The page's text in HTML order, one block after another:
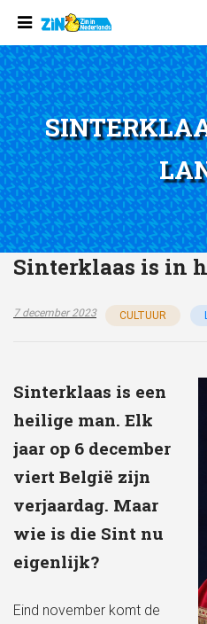
Sinterklaas is in
7 december 2023 CULTUUR
Sinterklaas is een
heilige man. Elk
jaar op 6 december
viert België zijn
verjaardag. Maar
wie is die Sint nu
eigenlijk?
Eind november komt de